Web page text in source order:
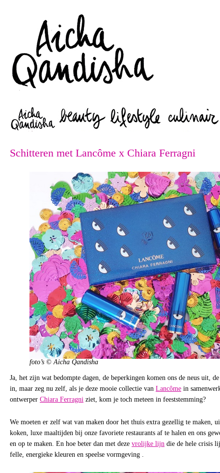
Schitteren met Lancôme x Chiara Ferragni
foto’s © Aicha Qandisha
Ja, het zijn wat bedompte dagen, de beperkingen komen ons de neus uit,
in, maar zeg nu zelf, als je deze mooie collectie van Lancôme in
ontwerper Chiara Ferragni ziet, kom je toch meteen in feeststemming?
We moeten er zelf wat van maken door het thuis extra gezellig te maken,
koken, luxe maaltijden bij onze favoriete restaurants af te halen en ons
en op te maken. En hoe beter dan met deze vrolijke lijn die de hele crisis
felle, energieke kleuren en speelse vormgeving .